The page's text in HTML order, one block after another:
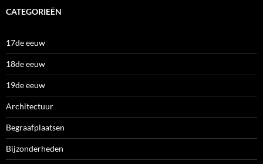
CATEGORIEËN
17de eeuw
18de eeuw
19de eeuw
Architectuur
Begraafplaatsen
Bijzonderheden